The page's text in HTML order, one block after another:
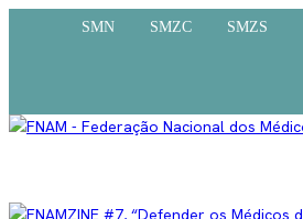
SMN SMZC SMZS